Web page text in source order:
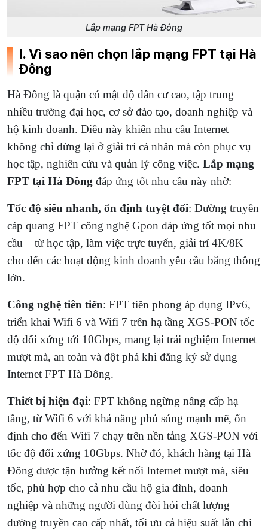
Lắp mạng FPT Hà Đông
I. Vì sao nên chọn lắp mạng FPT tại Hà
Đông
Hà Đông là quận có mật độ dân cư cao, tập trung
nhiều trường đại học, cơ sở đào tạo, doanh nghiệp và
hộ kinh doanh. Điều này khiến nhu cầu Internet
không chỉ dừng lại ở giải trí cá nhân mà còn phục vụ
học tập, nghiên cứu và quản lý công việc. Lắp mạng
FPT tại Hà Đông đáp ứng tốt nhu cầu này nhờ:
Tốc độ siêu nhanh, ổn định tuyệt đối: Đường truyền
cáp quang FPT công nghệ Gpon đáp ứng tốt mọi nhu
cầu – từ học tập, làm việc trực tuyến, giải trí 4K/8K
cho đến các hoạt động kinh doanh yêu cầu băng thông
lớn.
Công nghệ tiên tiến: FPT tiên phong áp dụng IPv6,
triển khai Wifi 6 và Wifi 7 trên hạ tầng XGS-PON tốc
độ đối xứng tới 10Gbps, mang lại trải nghiệm Internet
mượt mà, an toàn và đột phá khi đăng ký sử dụng
Internet FPT Hà Đông.
Thiết bị hiện đại: FPT không ngừng nâng cấp hạ
tầng, từ Wifi 6 với khả năng phủ sóng mạnh mẽ, ổn
định cho đến Wifi 7 chạy trên nền tảng XGS-PON với
tốc độ đối xứng 10Gbps. Nhờ đó, khách hàng tại Hà
Đông được tận hưởng kết nối Internet mượt mà, siêu
tốc, phù hợp cho cả nhu cầu hộ gia đình, doanh
nghiệp và những người dùng đòi hỏi chất lượng
đường truyền cao cấp nhất, tối ưu cả hiệu suất lẫn chi